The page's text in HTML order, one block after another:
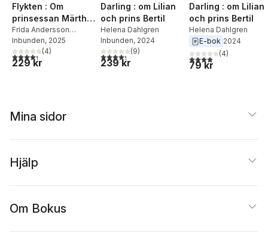
Flykten : Om
prinsessan Märtha
av Sverige &
kronprins Olav av
Norge
Frida Andersson
Johansson
Inbunden, 2025
4,3utav 5 stjärnor. Totalt antal röster:
(4)
229 kr
Darling : om Lilian
och prins Bertil
Helena Dahlgren
Inbunden, 2024
4,3utav 5 stjärnor. Totalt antal röster:
(9)
239 kr
Darling : om Lilian
och prins Bertil
Helena Dahlgren
E-bok 2024
4,0utav 5 stjärnor.
(4)
79 kr
Mina sidor
Hjälp
Om Bokus